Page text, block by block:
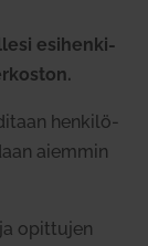
esi­hen­ki­
hen­ki­lö­
aiemmin
opit­tujen